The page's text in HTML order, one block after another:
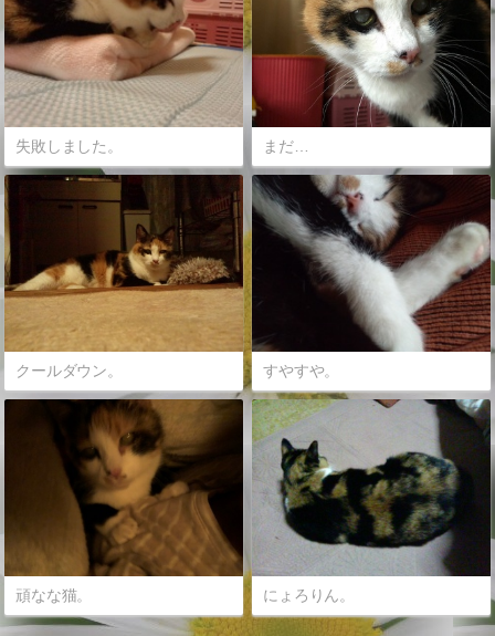
失敗しました。 まだ…
クールダウン。 すやすや。
頑なな猫。 にょろりん。